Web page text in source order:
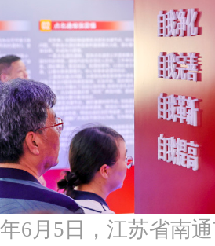
6月5日，江苏省南